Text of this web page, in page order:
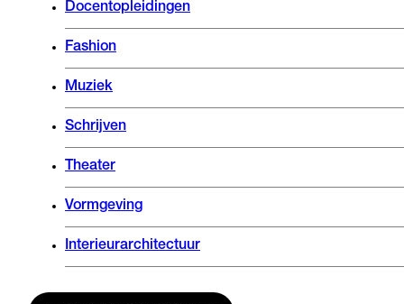
Docentopleidingen
Fashion
Muziek
Schrijven
Theater
Vormgeving
Interieurarchitectuur